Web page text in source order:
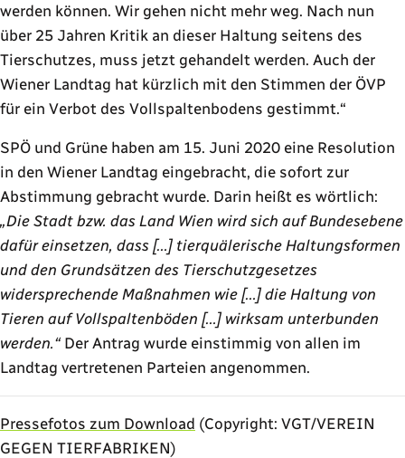
werden können. Wir gehen nicht mehr weg. Nach nun
über 25 Jahren Kritik an dieser Haltung seitens des
Tierschutzes, muss jetzt gehandelt werden. Auch der
Wiener Landtag hat kürzlich mit den Stimmen der ÖVP
für ein Verbot des Vollspaltenbodens gestimmt.
SPÖ und Grüne haben am 15. Juni 2020 eine Resolution
in den Wiener Landtag eingebracht, die sofort zur
Abstimmung gebracht wurde. Darin heißt es wörtlich:
„Die Stadt bzw. das Land Wien wird sich auf Bundesebene
dafür einsetzen, dass […] tierquälerische Haltungsformen
und den Grundsätzen des Tierschutzgesetzes
widersprechende Maßnahmen wie […] die Haltung von
Tieren auf Vollspaltenböden […] wirksam unterbunden
werden.“ Der Antrag wurde einstimmig von allen im
Landtag vertretenen Parteien angenommen.
Pressefotos zum Download (Copyright: VGT/VEREIN
GEGEN TIERFABRIKEN)